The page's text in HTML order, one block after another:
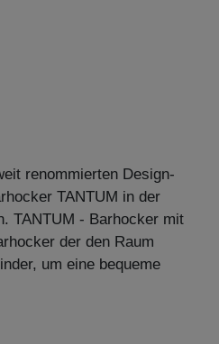
renommierten Design-
TANTUM in der
TANTUM - Barhocker mit
der den Raum
um eine bequeme